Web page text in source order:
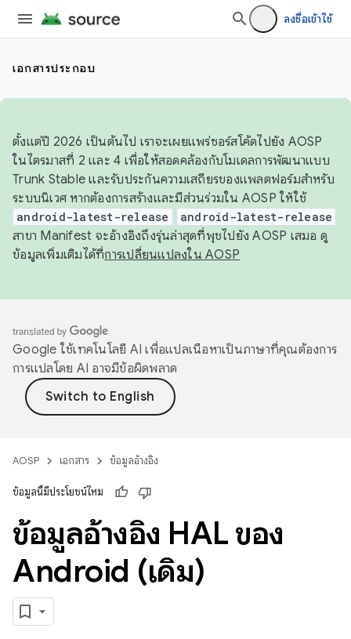
ลงชื่อเข้าใช้
เอกสารประกอบ
ตั้งแต่ปี 2026 เป็นต้นไป เราจะเผยแพร่ซอร์สโค้ดไปยัง AOSP
ในไตรมาสที่ 2 และ 4 เพื่อให้สอดคล้องกับโมเดลการพัฒนาแบบ
Trunk Stable และรับประกันความเสถียรของแพลตฟอร์มสำหรับ
ระบบนิเวศ หากต้องการสร้างและมีส่วนร่วมใน AOSP ให้ใช้
android-latest-release android-latest-release
สาขา Manifest จะอ้างอิงถึงรุ่นล่าสุดที่พุชไปยัง AOSP เสมอ ดู
ข้อมูลเพิ่มเติมได้ที่การเปลี่ยนแปลงใน AOSP
Google ใช้เทคโนโลยี AI เพื่อแปลเนื้อหาเป็นภาษาที่คุณต้องการ
การแปลโดย AI อาจมีข้อผิดพลาด
AOSP เอกสาร ข้อมูลอ้างอิง
ข้อมูลนี้มีประโยชน์ไหม
ข้อมูลอ้างอิง HAL ของ
Android (เดิม)